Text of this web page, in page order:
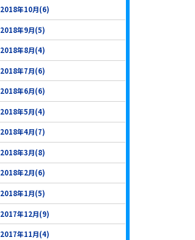
2018年10月(6)
2018年9月(5)
2018年8月(4)
2018年7月(6)
2018年6月(6)
2018年5月(4)
2018年4月(7)
2018年3月(8)
2018年2月(6)
2018年1月(5)
2017年12月(9)
2017年11月(4)